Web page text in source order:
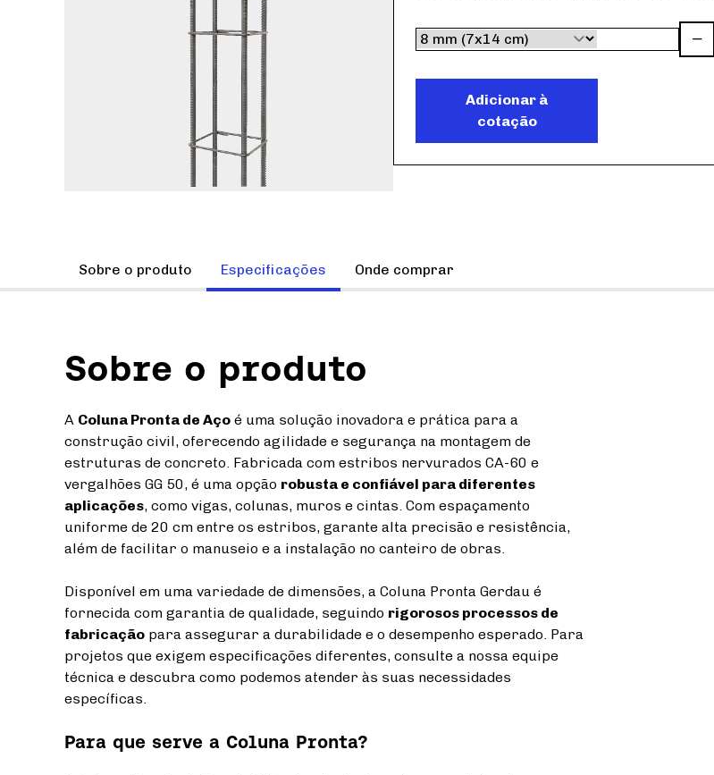
Adicionar à
cotação
Sobre o produto Especificações Onde comprar
Sobre o produto
A Coluna Pronta de Aço é uma solução inovadora e prática para a
construção civil, oferecendo agilidade e segurança na montagem de
estruturas de concreto. Fabricada com estribos nervurados CA-60 e
vergalhões GG 50, é uma opção robusta e confiável para diferentes
aplicações, como vigas, colunas, muros e cintas. Com espaçamento
uniforme de 20 cm entre os estribos, garante alta precisão e resistência,
além de facilitar o manuseio e a instalação no canteiro de obras.
Disponível em uma variedade de dimensões, a Coluna Pronta Gerdau é
fornecida com garantia de qualidade, seguindo rigorosos processos de
fabricação para assegurar a durabilidade e o desempenho esperado. Para
projetos que exigem especificações diferentes, consulte a nossa equipe
técnica e descubra como podemos atender às suas necessidades
específicas.
Para que serve a Coluna Pronta?